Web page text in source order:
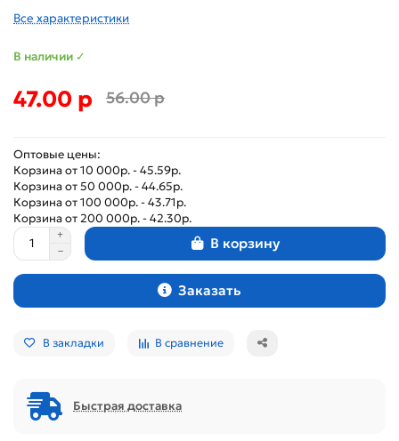
Все характеристики
В наличии ✓
47.00 р 56.00 р
Оптовые цены:
Корзина от 10 000р. - 45.59р.
Корзина от 50 000р. - 44.65р.
Корзина от 100 000р. - 43.71р.
Корзина от 200 000р. - 42.30р.
В корзину
Заказать
В закладки В сравнение
Быстрая доставка